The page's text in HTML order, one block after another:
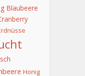
Blaubeere
Honig